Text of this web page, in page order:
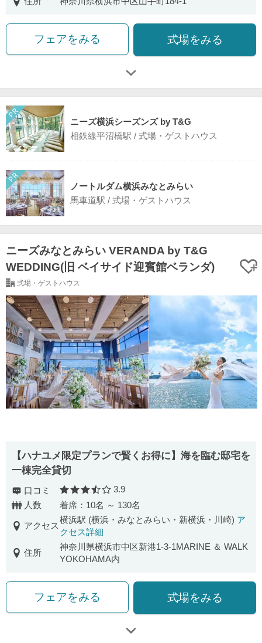
フェアをみる 式場をみる
ニーズ横浜シーズンズ by T&G
相鉄線平沼橋駅 / 式場・ゲストハウス
ノートルダム横浜みなとみらい
馬車道駅 / 式場・ゲストハウス
ニーズみなとみらい VERANDA by T&G
WEDDING(旧 ベイサイド迎賓館ベランダ)
式場・ゲストハウス
【ハナユメ限定プランで賢くお得に】海を臨む邸宅を
一棟完全貸切
口コミ 口コミ評価
3.9
人数
着席：10名 ～ 130名
アクセス
横浜駅 (横浜・みなとみらい・新横浜・川崎) ア
クセス詳細
住所
神奈川県横浜市中区新港1-3-1MARINE ＆ WALK
YOKOHAMA内
フェアをみる 式場をみる